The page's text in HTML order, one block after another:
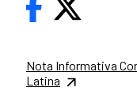
Nota Informativa
Latina